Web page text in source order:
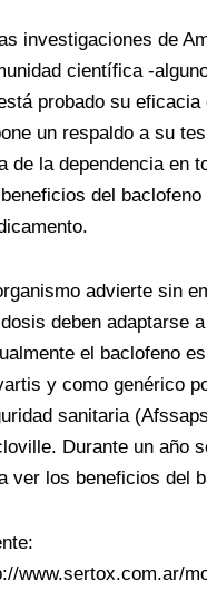
investigaciones de
científica -
probado su
un respaldo a su
de la dependencia en
del
advierte sin
deben adaptarse
el baclofeno
y como genérico
sanitaria
Durante un año
ver los beneficios del
www.sertox.com.ar/